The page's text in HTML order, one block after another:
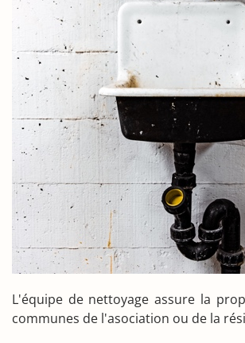
L'équipe de nettoyage assure la
communes de l'asociation ou de la